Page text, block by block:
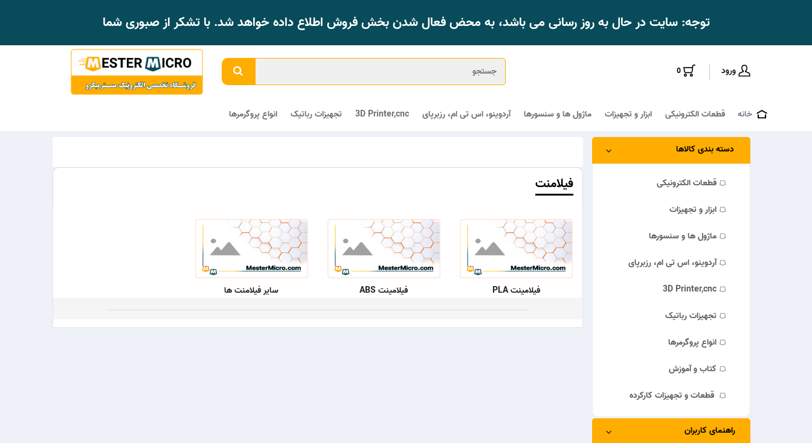
توجه: سایت در حال به روز رسانی می باشد، به محض فعال شدن بخش فروش اطلاع داده خواهد شد. با تشکر از صبوری شما
0 ورود
خانه قطعات الکترونیکی ابزار و تجهیزات ماژول ها و سنسورها آردوینو، اس تی ام، رزبرپای 3D Printer,cnc تجهیزات رباتیک انواع پروگرمرها
فیلامنت
فیلامینت PLA فیلامینت ABS سایر فیلامنت ها
دسته بندی کالاها
قطعات الکترونیکی
ابزار و تجهیزات
ماژول ها و سنسورها
آردوینو، اس تی ام، رزبرپای
3D Printer,cnc
تجهیزات رباتیک
انواع پروگرمرها
کتاب و آموزش
راهنمای کاربران